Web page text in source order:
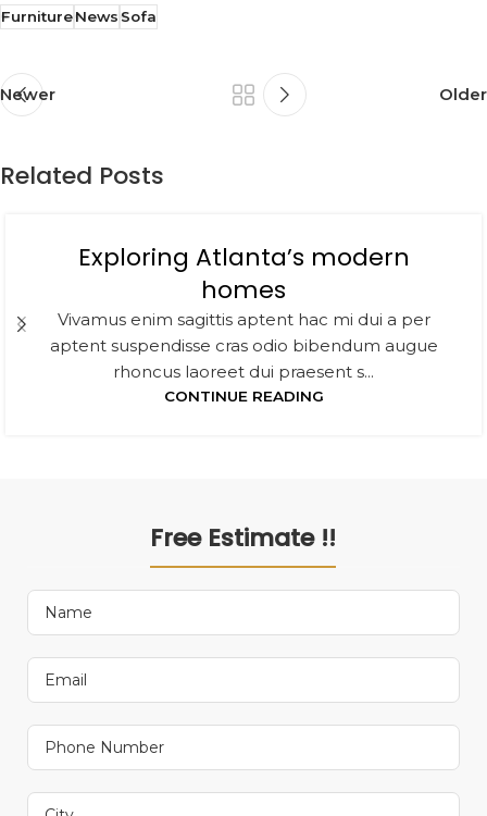
FurnitureNewsSofa
Newer Older
Related Posts
Exploring Atlanta’s modern
homes
Vivamus enim sagittis aptent hac mi dui a per
aptent suspendisse cras odio bibendum augue
rhoncus laoreet dui praesent s...
CONTINUE READING
Free Estimate !!